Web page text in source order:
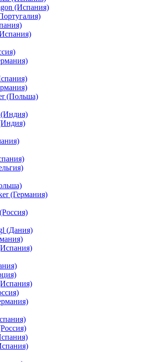
(Испания)
(Польша)
(Германия)
(Дания)